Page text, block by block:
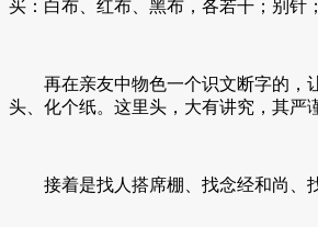
买：白布、红布、黑布，各若干；别针
再在亲友中物色一个识文断字的，让
头、化个纸。这里头，大有讲究，其严
接着是找人搭席棚、找念经和尚、